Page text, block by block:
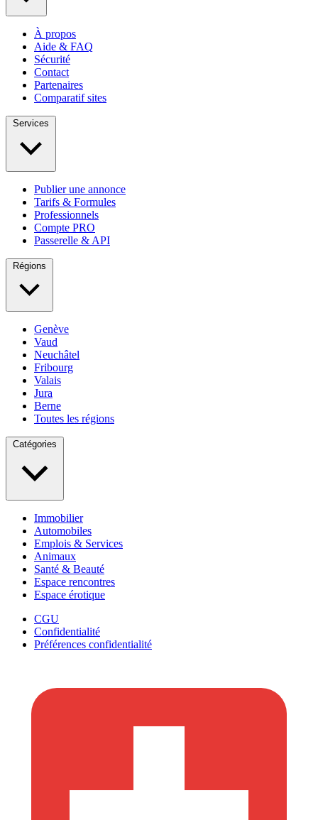
À propos
Aide & FAQ
Sécurité
Contact
Partenaires
Comparatif sites
Services
Publier une annonce
Tarifs & Formules
Professionnels
Compte PRO
Passerelle & API
Régions
Genève
Vaud
Neuchâtel
Fribourg
Valais
Jura
Berne
Toutes les régions
Catégories
Immobilier
Automobiles
Emplois & Services
Animaux
Santé & Beauté
Espace rencontres
Espace érotique
CGU
Confidentialité
Préférences confidentialité